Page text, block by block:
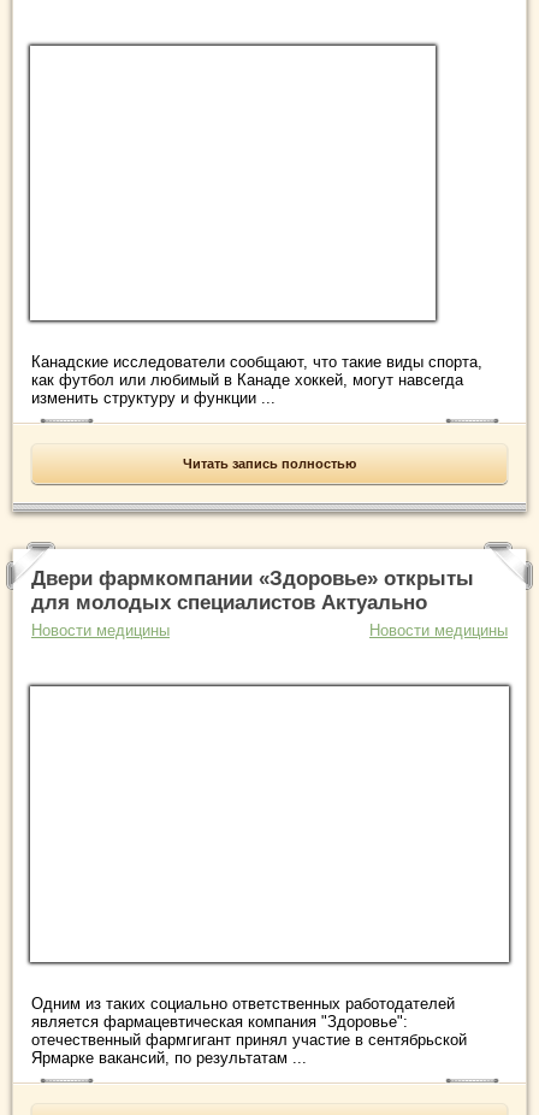
Канадские исследователи сообщают, что такие виды спорта,
как футбол или любимый в Канаде хоккей, могут навсегда
изменить структуру и функции ...
Читать запись полностью
Двери фармкомпании «Здоровье» открыты
для молодых специалистов Актуально
Новости медицины Новости медицины
Одним из таких социально ответственных работодателей
является фармацевтическая компания "Здоровье":
отечественный фармгигант принял участие в сентябрьской
Ярмарке вакансий, по результатам ...